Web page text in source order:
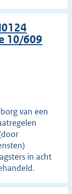
10/609
van een
in acht